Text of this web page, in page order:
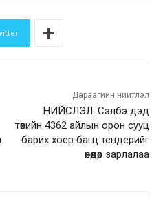
Дараагийн нийтлэл
НИЙСЛЭЛ: Сэлбэ дэд
төвийн 4362 айлын орон сууц
барих хоёр багц тендерийг
өнөөдөр зарлалаа